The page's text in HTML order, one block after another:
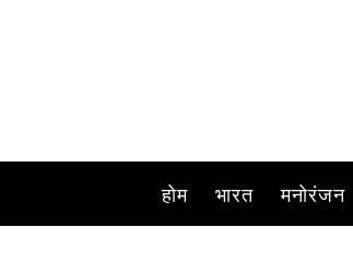
होम भारत मनोरंजन